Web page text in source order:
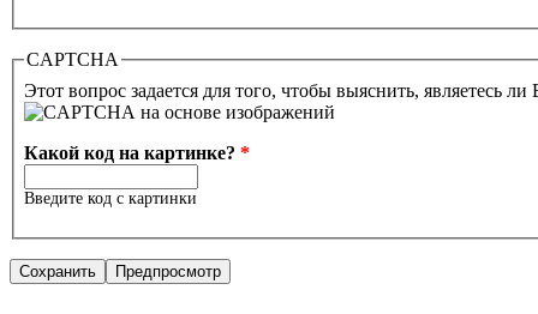
CAPTCHA
Этот вопрос задается для того, чтобы выяснить, являетесь
Какой код на картинке? *
Введите код с картинки